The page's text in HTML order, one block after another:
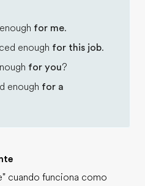
for me.
enough for this job.
for you?
enough for a
cuando funciona como